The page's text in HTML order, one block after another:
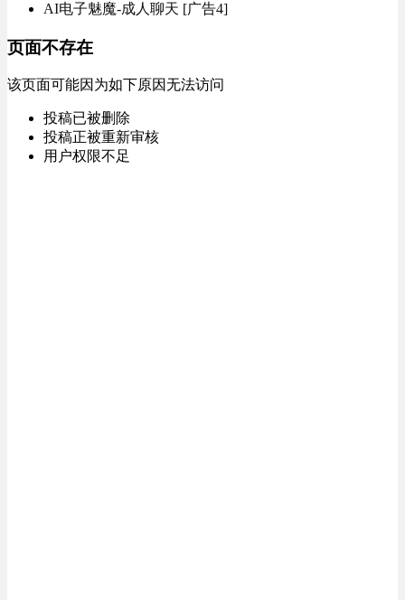
AI电子魅魔-成人聊天 [广告4]
页面不存在
该页面可能因为如下原因无法访问
投稿已被删除
投稿正被重新审核
用户权限不足